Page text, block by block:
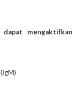
mengaktifkan